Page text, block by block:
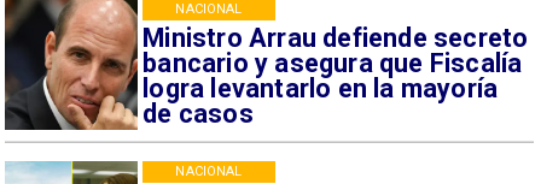
Ministro Arrau defiende secreto
bancario y asegura que Fiscalía
logra levantarlo en la mayoría
de casos
NACIONAL
NACIONAL